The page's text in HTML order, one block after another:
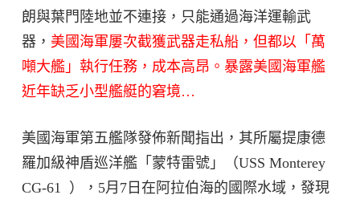
朗與葉門陸地並不連接，只能通過海洋運輸武
器， 美國海軍屢次截獲武器走私船，但都以「萬
噸大艦」執行任務，成本高昂。暴露美國海軍艦
近年缺乏小型艦艇的窘境…
美國海軍第五艦隊發佈新聞指出，其所屬提康德
羅加級神盾巡洋艦「蒙特雷號」（USS Monterey
CG-61 ），5月7日在阿拉伯海的國際水域，發現